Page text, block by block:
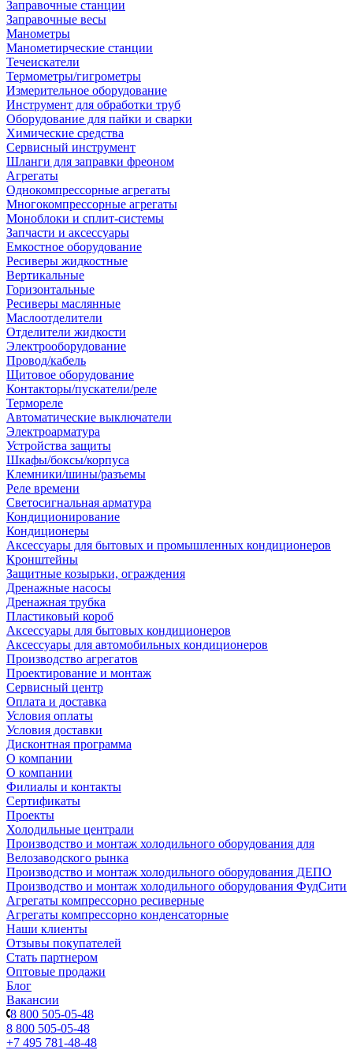
Заправочные станции
Заправочные весы
Манометры
Манометирческие станции
Течеискатели
Термометры/гигрометры
Измерительное оборудование
Инструмент для обработки труб
Оборудование для пайки и сварки
Химические средства
Сервисный инструмент
Шланги для заправки фреоном
Агрегаты
Однокомпрессорные агрегаты
Многокомпрессорные агрегаты
Моноблоки и сплит-системы
Запчасти и аксессуары
Емкостное оборудование
Ресиверы жидкостные
Вертикальные
Горизонтальные
Ресиверы маслянные
Маслоотделители
Отделители жидкости
Электрооборудование
Провод/кабель
Щитовое оборудование
Контакторы/пускатели/реле
Термореле
Автоматические выключатели
Электроарматура
Устройства защиты
Шкафы/боксы/корпуса
Клемники/шины/разъемы
Реле времени
Светосигнальная арматура
Кондиционирование
Кондиционеры
Аксессуары для бытовых и промышленных кондиционеров
Кронштейны
Защитные козырьки, ограждения
Дренажные насосы
Дренажная трубка
Пластиковый короб
Аксессуары для бытовых кондиционеров
Аксессуары для автомобильных кондиционеров
Производство агрегатов
Проектирование и монтаж
Сервисный центр
Оплата и доставка
Условия оплаты
Условия доставки
Дисконтная программа
О компании
О компании
Филиалы и контакты
Сертификаты
Проекты
Холодильные централи
Производство и монтаж холодильного оборудования для
Велозаводского рынка
Производство и монтаж холодильного оборудования ДЕПО
Производство и монтаж холодильного оборудования ФудСити
Агрегаты компрессорно ресиверные
Агрегаты компрессорно конденсаторные
Наши клиенты
Отзывы покупателей
Стать партнером
Оптовые продажи
Блог
Вакансии
8 800 505-05-48
8 800 505-05-48
+7 495 781-48-48